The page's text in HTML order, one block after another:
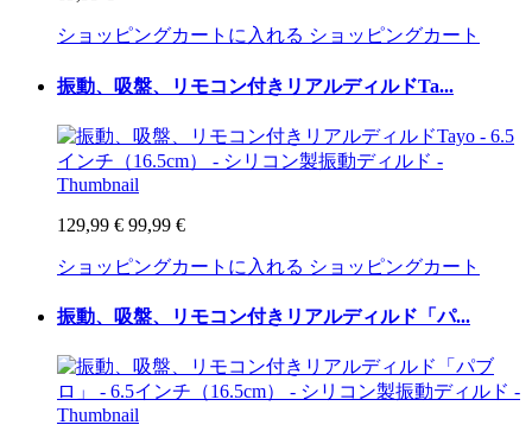
ショッピングカートに入れる ショッピングカート
振動、吸盤、リモコン付きリアルディルドTa...
129,99 € 99,99 €
ショッピングカートに入れる ショッピングカート
振動、吸盤、リモコン付きリアルディルド「パ...